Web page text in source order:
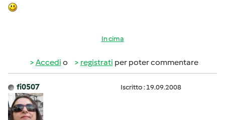
In cima
Accedi o registrati per poter commentare
fi0507 Iscritto : 19.09.2008